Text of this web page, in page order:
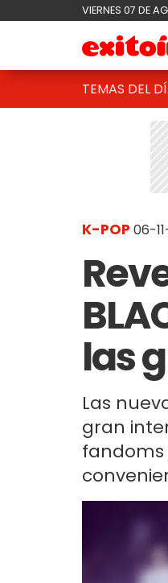
VIERNES 07 DE
TEMAS DEL
K-POP 06-
las
Las
gran
fandoms